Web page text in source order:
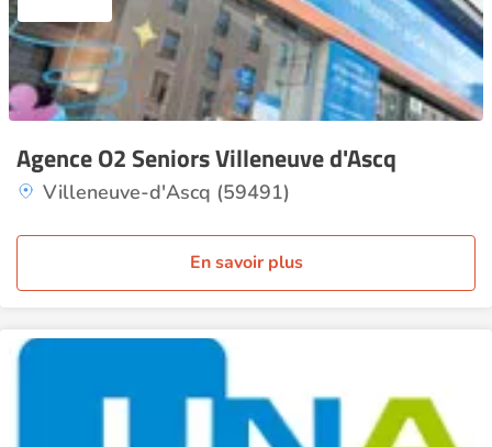
Agence O2 Seniors Villeneuve d'Ascq
Villeneuve-d'Ascq (59491)
En savoir plus